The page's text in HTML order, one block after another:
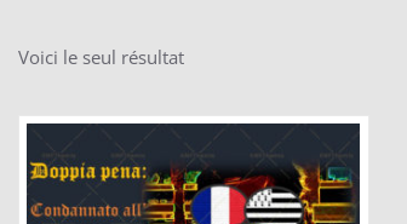
Voici le seul résultat